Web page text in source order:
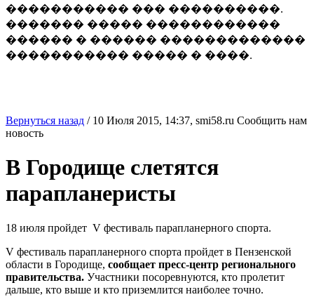
����������� ��� ����������.
������� ����� ������������
������ � ������ �������������
����������� ����� � ����.
Вернуться назад / 10 Июля 2015, 14:37, smi58.ru Сообщить нам
новость
В Городище слетятся
парапланеристы
18 июля пройдет V фестиваль парапланерного спорта.
V фестиваль парапланерного спорта пройдет в Пензенской
области в Городище, сообщает пресс-центр регионального
правительства. Участники посоревнуются, кто пролетит
дальше, кто выше и кто приземлится наиболее точно.